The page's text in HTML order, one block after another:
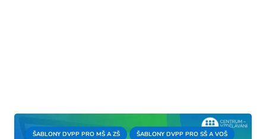
ŠABLONY DVPP PRO MŠ A ZŠ ŠABLONY DVPP PRO SŠ A VOŠ